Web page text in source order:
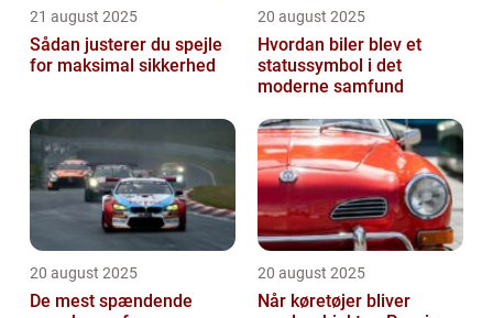
21 august 2025
Sådan justerer du spejle
for maksimal sikkerhed
20 august 2025
Hvordan biler blev et
statussymbol i det
moderne samfund
20 august 2025
De mest spændende
20 august 2025
Når køretøjer bliver